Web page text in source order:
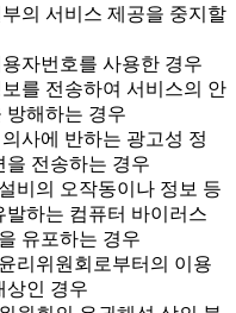
의 서비스 제공을 중지할
자번호를 사용한 경우
를 전송하여 서비스의 안
방해하는 경우
사에 반하는 광고성 정
을 전송하는 경우
비의 오작동이나 정보 등
발하는 컴퓨터 바이러스
유포하는 경우
리위원회로부터의 이용
상인 경우